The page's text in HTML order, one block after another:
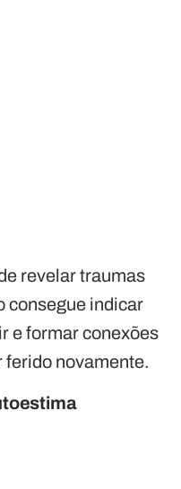
revelar traumas
consegue indicar
e formar conexões
ferido novamente.